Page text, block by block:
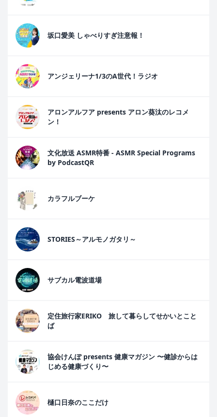
坂口愛美 しゃべりすぎ注意報！
アンジェリーナ1/3のA世代！ラジオ
アロンアルフア presents アロン葵汰のレコメ
ン！
文化放送 ASMR特番 - ASMR Special Programs
by PodcastQR
カラフルブーケ
STORIES～アルモノガタリ～
サブカル電波道場
定住旅行家ERIKO 旅して暮らしてせかいとこと
ば
協会けんぽ presents 健康マガジン 〜健診からは
じめる健康づくり〜
樋口日奈のここだけ